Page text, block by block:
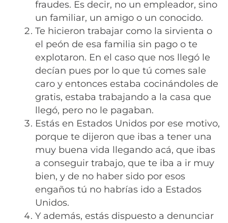
fraudes. Es decir, no un empleador, sino
un familiar, un amigo o un conocido.
Te hicieron trabajar como la sirvienta o
el peón de esa familia sin pago o te
explotaron. En el caso que nos llegó le
decían pues por lo que tú comes sale
caro y entonces estaba cocinándoles de
gratis, estaba trabajando a la casa que
llegó, pero no le pagaban.
Estás en Estados Unidos por ese motivo,
porque te dijeron que ibas a tener una
muy buena vida llegando acá, que ibas
a conseguir trabajo, que te iba a ir muy
bien, y de no haber sido por esos
engaños tú no habrías ido a Estados
Unidos.
Y además, estás dispuesto a denunciar